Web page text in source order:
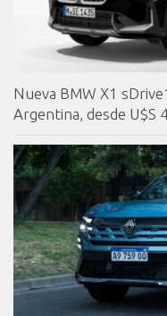
Nueva BMW X1
Argentina, desde U$S